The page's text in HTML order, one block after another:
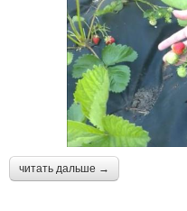
читать дальше →